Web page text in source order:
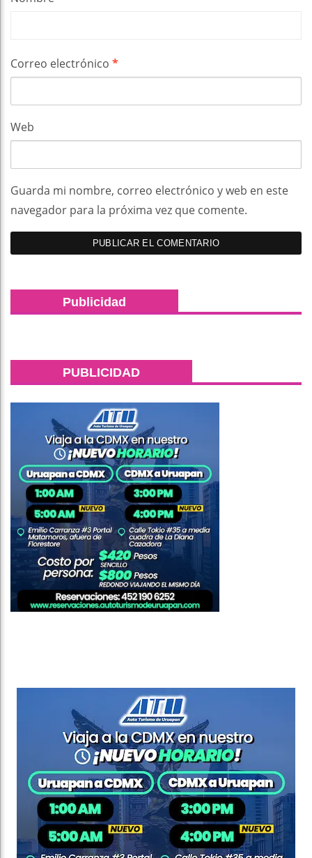
Correo electrónico *
Web
Guarda mi nombre, correo electrónico y web en este
navegador para la próxima vez que comente.
Publicidad
PUBLICIDAD